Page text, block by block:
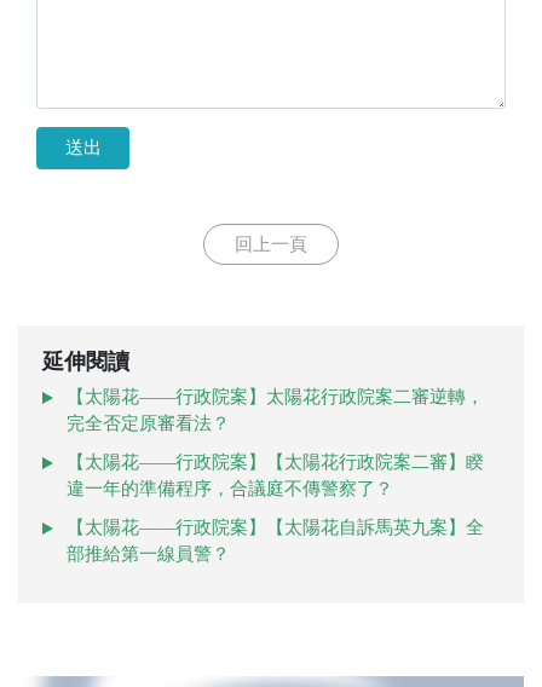
送出
回上一頁
延伸閱讀
【太陽花——行政院案】太陽花行政院案二審逆轉，
完全否定原審看法？
【太陽花——行政院案】【太陽花行政院案二審】睽
違一年的準備程序，合議庭不傳警察了？
【太陽花——行政院案】【太陽花自訴馬英九案】全
部推給第一線員警？